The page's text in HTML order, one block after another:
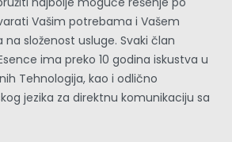
Vašim potrebama i Vašem
složenost usluge. Svaki član
ima preko 10 godina iskustva u
Tehnologija, kao i odlično
jezika za direktnu komunikaciju sa